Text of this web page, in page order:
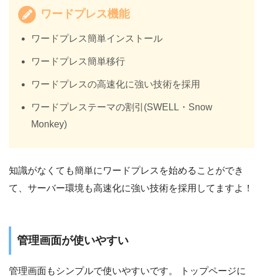
ワードプレス機能
ワードプレス簡単インストール
ワードプレス簡単移行
ワードプレスの高速化に強い技術を採用
ワードプレステーマの割引(SWELL・Snow
Monkey)
知識がなくても簡単にワードプレスを始めることができ
て、サーバー環境も高速化に強い技術を採用してますよ！
管理画面が使いやすい
管理画面もシンプルで使いやすいです。 トップページに